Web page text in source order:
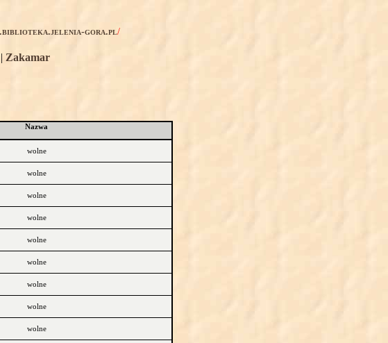
gora.pl/
| Zakamar
Nazwa
wolne
wolne
wolne
wolne
wolne
wolne
wolne
wolne
wolne